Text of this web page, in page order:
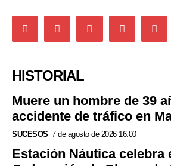
HISTORIAL
Muere un hombre de 39
accidente de tráfico en
SUCESOS 7 de agosto de 2026 16:00
Estación Náutica celebra